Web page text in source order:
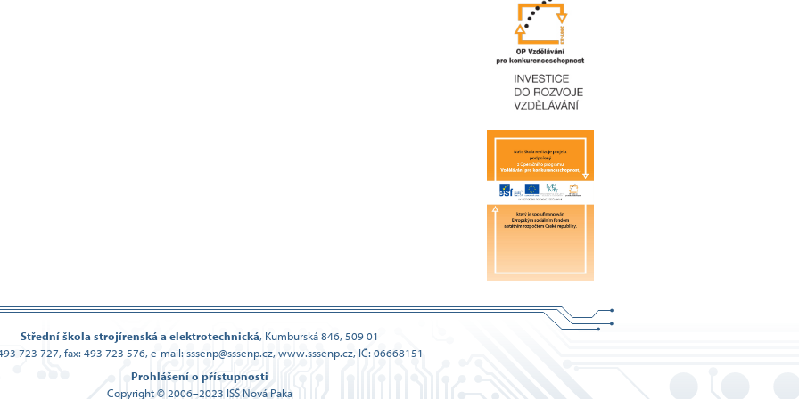
Střední škola strojírenská a elektrotechnická, Kumburská 846, 509 01
723 727, fax: 493 723 576, e-mail: sssenp@sssenp.cz, www.sssenp.cz, IČ: 06668151
Prohlášení o přístupnosti
Copyright © 2006–2023 ISŠ Nová Paka